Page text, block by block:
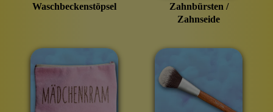
Waschbeckenstöpsel
Zahnbürsten /
Zahnseide